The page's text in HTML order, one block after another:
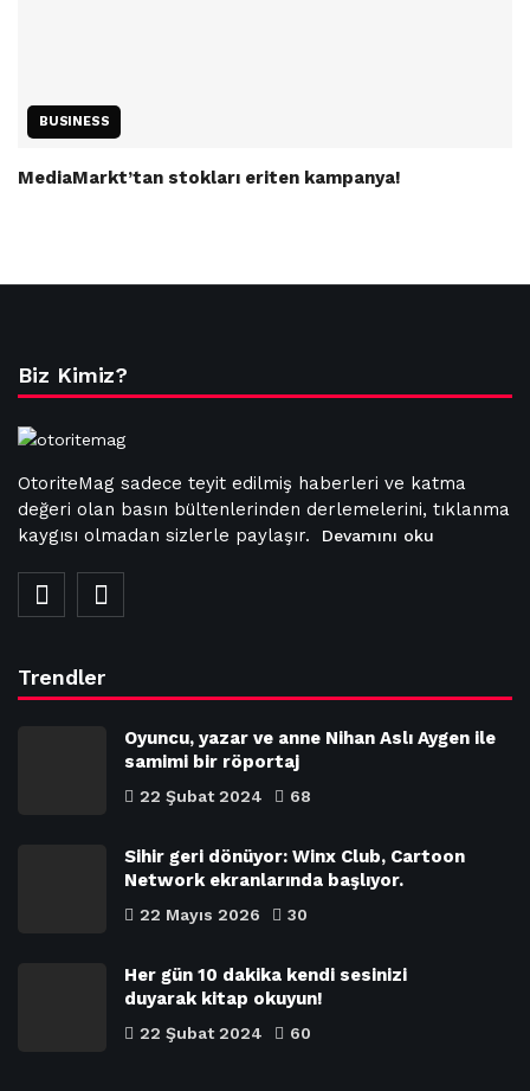
BUSINESS
MediaMarkt’tan stokları eriten kampanya!
Biz Kimiz?
OtoriteMag sadece teyit edilmiş haberleri ve katma
değeri olan basın bültenlerinden derlemelerini, tıklanma
kaygısı olmadan sizlerle paylaşır.
Devamını oku
Trendler
Oyuncu, yazar ve anne Nihan Aslı Aygen ile
samimi bir röportaj
22 Şubat 2024 68
Sihir geri dönüyor: Winx Club, Cartoon
Network ekranlarında başlıyor.
22 Mayıs 2026 30
Her gün 10 dakika kendi sesinizi
duyarak kitap okuyun!
22 Şubat 2024 60